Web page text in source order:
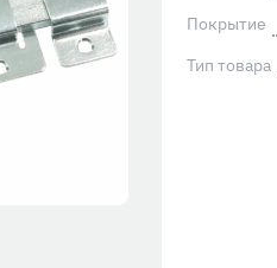
Покрытие
Тип товара